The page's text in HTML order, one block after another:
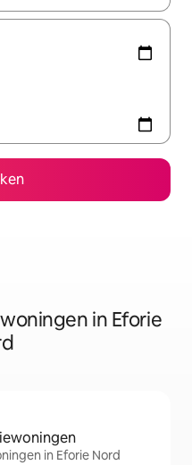
in Eforie
in Eforie Nord